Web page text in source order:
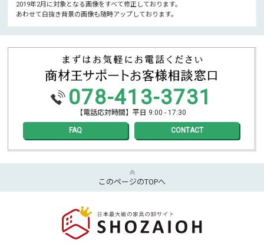
2019年2月に対象となる画像をすべて修正しております。
あわせて白抜き背景の画像も随時アップしております。
078-413-3731
【電話応対時間】平日 9:00 - 17:30
FAQ CONTACT
このページのTOPへ